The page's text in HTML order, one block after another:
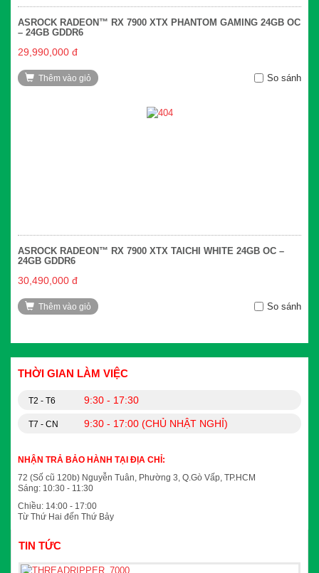
ASROCK RADEON™ RX 7900 XTX PHANTOM GAMING 24GB OC
– 24GB GDDR6
29,990,000 đ
Thêm vào giỏ So sánh
ASROCK RADEON™ RX 7900 XTX TAICHI WHITE 24GB OC –
24GB GDDR6
30,490,000 đ
Thêm vào giỏ So sánh
THỜI GIAN LÀM VIỆC
T2 - T6 9:30 - 17:30
T7 - CN 9:30 - 17:00 (CHỦ NHẬT NGHỈ)
NHẬN TRẢ BẢO HÀNH TẠI ĐỊA CHỈ:
72 (Số cũ 120b) Nguyễn Tuân, Phường 3, Q.Gò Vấp, TP.HCM
Sáng: 10:30 - 11:30
Chiều: 14:00 - 17:00
Từ Thứ Hai đến Thứ Bảy
TIN TỨC